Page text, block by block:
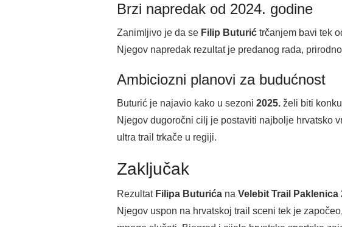
Brzi napredak od 2024. godine
Zanimljivo je da se Filip Buturić trčanjem bavi tek
Njegov napredak rezultat je predanog rada,
Ambiciozni planovi za budućnost
Buturić je najavio kako u sezoni 2025. želi biti
Njegov dugoročni cilj je postaviti najbolje hrvatsko
ultra trail trkače u regiji.
Zaključak
Rezultat Filipa Buturića na Velebit Trail Paklenica
Njegov uspon na hrvatskoj trail sceni tek je